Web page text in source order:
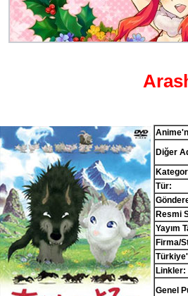
Diğer
Tür:
Resmi
Yayım
Firma/
Linkler:
Genel